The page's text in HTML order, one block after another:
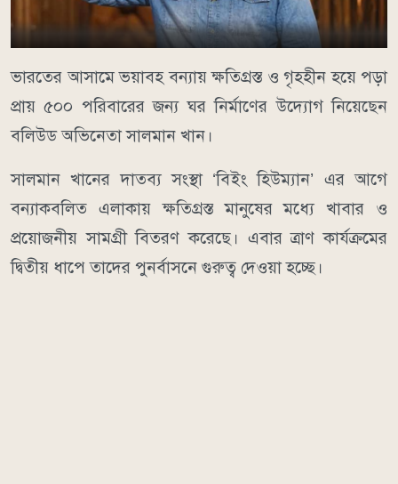
ভারতের আসামে ভয়াবহ বন্যায় ক্ষতিগ্রস্ত ও গৃহহীন হয়ে পড়া
প্রায় ৫০০ পরিবারের জন্য ঘর নির্মাণের উদ্যোগ নিয়েছেন
বলিউড অভিনেতা সালমান খান।
সালমান খানের দাতব্য সংস্থা ‘বিইং হিউম্যান’ এর আগে
বন্যাকবলিত এলাকায় ক্ষতিগ্রস্ত মানুষের মধ্যে খাবার ও
প্রয়োজনীয় সামগ্রী বিতরণ করেছে। এবার ত্রাণ কার্যক্রমের
দ্বিতীয় ধাপে তাদের পুনর্বাসনে গুরুত্ব দেওয়া হচ্ছে।